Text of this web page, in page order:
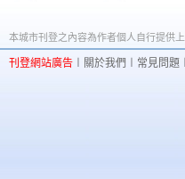
本城市刊登之內容為作者個人自行提供
刊登網站廣告 關於我們 常見問題